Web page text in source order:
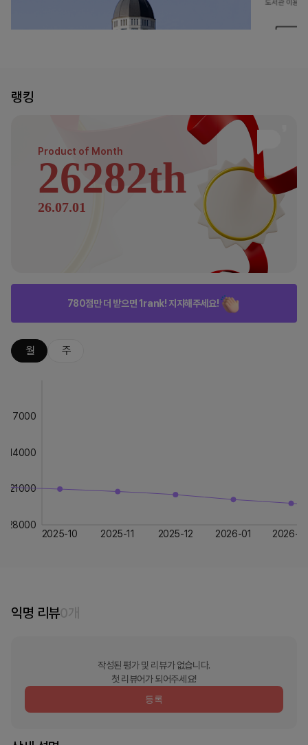
랭킹
Product of Month
26282th
26.07.01
780점만 더 받으면 1rank! 지지해주세요!
월 주
2025-10 2025-11 2025-12 2026-01 2026-
7000
14000
21000
28000
익명 리뷰0개
작성된 평가 및 리뷰가 없습니다.
첫 리뷰어가 되어주세요!
등록